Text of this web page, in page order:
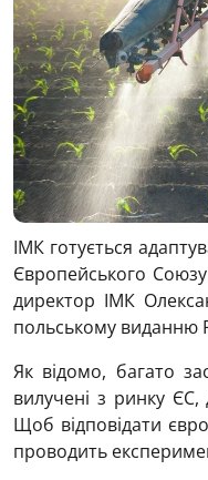
ІМК готується
Європейського
директор ІМК
польському виданню
Як відомо, багато
вилучені з ринку ЄС,
Щоб відповідати
проводить